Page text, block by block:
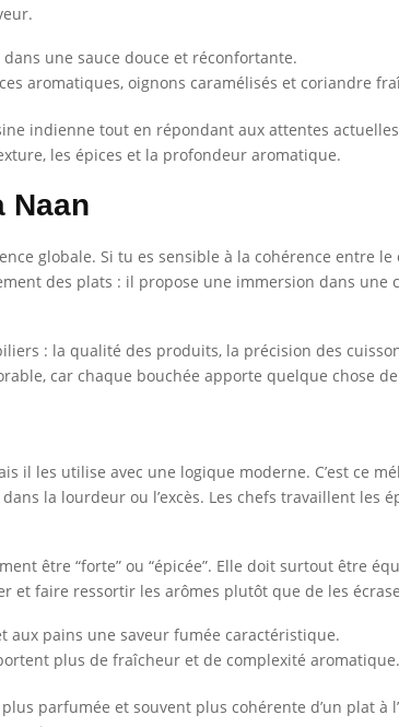
une sauce douce et réconfortante.
aromatiques, oignons caramélisés et coriandre
indienne tout en répondant aux attentes
les épices et la profondeur aromatique.
Naan
globale. Si tu es sensible à la cohérence entre
des plats : il propose une immersion dans
: la qualité des produits, la précision des
car chaque bouchée apporte quelque chose
il les utilise avec une logique moderne. C’est ce
la lourdeur ou l’excès. Les chefs travaillent les
être “forte” ou “épicée”. Elle doit surtout être
et faire ressortir les arômes plutôt que de les
aux pains une saveur fumée caractéristique.
plus de fraîcheur et de complexité aromatique.
parfumée et souvent plus cohérente d’un plat à